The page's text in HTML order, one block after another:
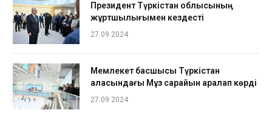
Президент Түркістан облысының
жұртшылығымен кездесті
27.09.2024
Мемлекет басшысы Түркістан
қаласындағы Мұз сарайын аралап көрді
27.09.2024